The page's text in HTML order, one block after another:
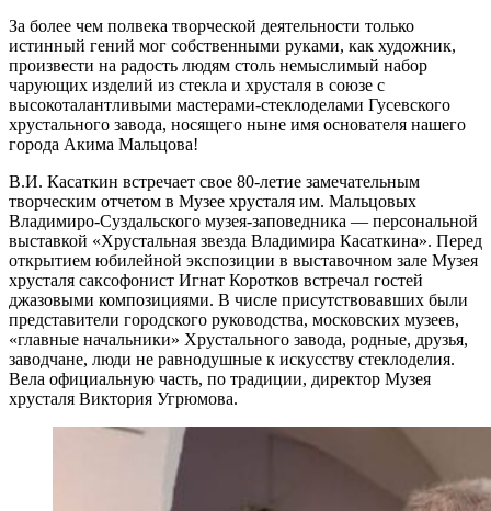
За более чем полвека творческой деятельности только
истинный гений мог собственными руками, как художник,
произвести на радость людям столь немыслимый набор
чарующих изделий из стекла и хрусталя в союзе с
высокоталантливыми мастерами-стеклоделами Гусевского
хрустального завода, носящего ныне имя основателя нашего
города Акима Мальцова!
В.И. Касаткин встречает свое 80-летие замечательным
творческим отчетом в Музее хрусталя им. Мальцовых
Владимиро-Суздальского музея-заповедника — персональной
выставкой «Хрустальная звезда Владимира Касаткина». Перед
открытием юбилейной экспозиции в выставочном зале Музея
хрусталя саксофонист Игнат Коротков встречал гостей
джазовыми композициями. В числе присутствовавших были
представители городского руководства, московских музеев,
«главные начальники» Хрустального завода, родные, друзья,
заводчане, люди не равнодушные к искусству стеклоделия.
Вела официальную часть, по традиции, директор Музея
хрусталя Виктория Угрюмова.